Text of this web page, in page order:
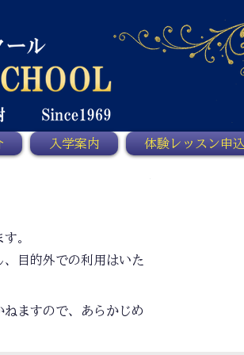
入学案内 体験レッスン申込
。
目的外での利用はいた
ますので、あらかじめ